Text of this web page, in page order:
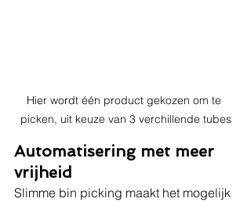
Hier wordt één product gekozen om te
picken, uit keuze van 3 verchillende tubes
Automatisering met meer
vrijheid
Slimme bin picking maakt het mogelijk